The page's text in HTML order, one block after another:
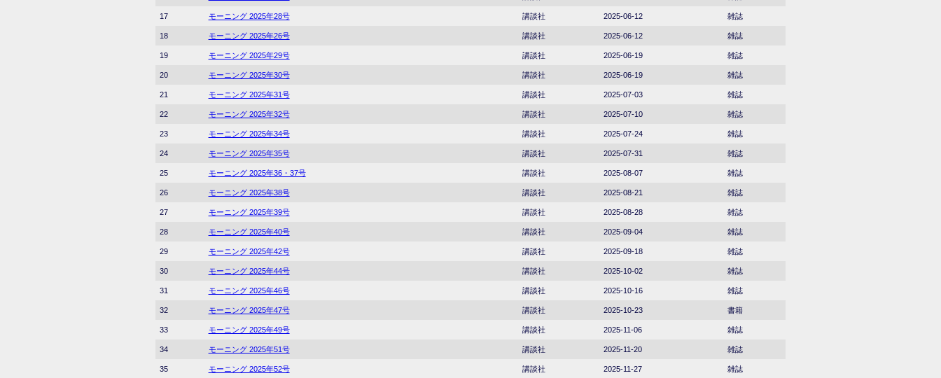
17 モーニング 2025年28号 講談社 2025-06-12 雑誌
18 モーニング 2025年26号 講談社 2025-06-12 雑誌
19 モーニング 2025年29号 講談社 2025-06-19 雑誌
20 モーニング 2025年30号 講談社 2025-06-19 雑誌
21 モーニング 2025年31号 講談社 2025-07-03 雑誌
22 モーニング 2025年32号 講談社 2025-07-10 雑誌
23 モーニング 2025年34号 講談社 2025-07-24 雑誌
24 モーニング 2025年35号 講談社 2025-07-31 雑誌
25 モーニング 2025年36・37号 講談社 2025-08-07 雑誌
26 モーニング 2025年38号 講談社 2025-08-21 雑誌
27 モーニング 2025年39号 講談社 2025-08-28 雑誌
28 モーニング 2025年40号 講談社 2025-09-04 雑誌
29 モーニング 2025年42号 講談社 2025-09-18 雑誌
30 モーニング 2025年44号 講談社 2025-10-02 雑誌
31 モーニング 2025年46号 講談社 2025-10-16 雑誌
32 モーニング 2025年47号 講談社 2025-10-23 書籍
33 モーニング 2025年49号 講談社 2025-11-06 雑誌
34 モーニング 2025年51号 講談社 2025-11-20 雑誌
35 モーニング 2025年52号 講談社 2025-11-27 雑誌